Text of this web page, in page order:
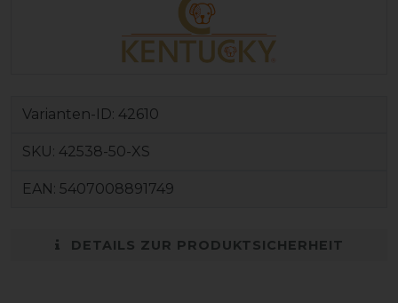
Varianten-ID: 42610
SKU: 42538-50-XS
EAN: 5407008891749
DETAILS ZUR PRODUKTSICHERHEIT